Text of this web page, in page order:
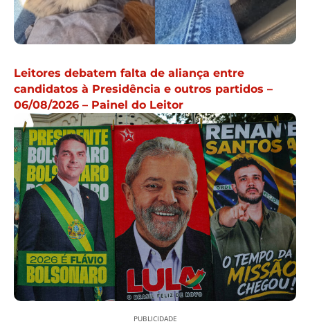
Leitores debatem falta de aliança entre
candidatos à Presidência e outros partidos –
06/08/2026 – Painel do Leitor
PUBLICIDADE